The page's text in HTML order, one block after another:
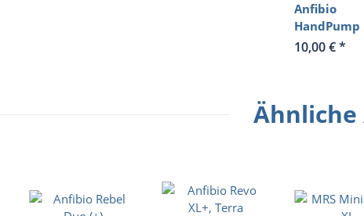
Anfibio
HandPump
10,00 €*